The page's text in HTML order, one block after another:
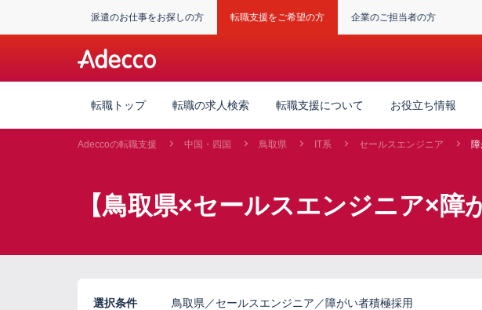
派遣のお仕事をお探しの方 転職支援をご希望の方 企業のご担当者の方
転職トップ 転職の求人検索 転職支援について お役立ち情報
Adeccoの転職支援 中国・四国 鳥取県 IT系 セールスエンジニア 障
【鳥取県×セールスエンジニア×障
選択条件 鳥取県／セールスエンジニア／障がい者積極採用